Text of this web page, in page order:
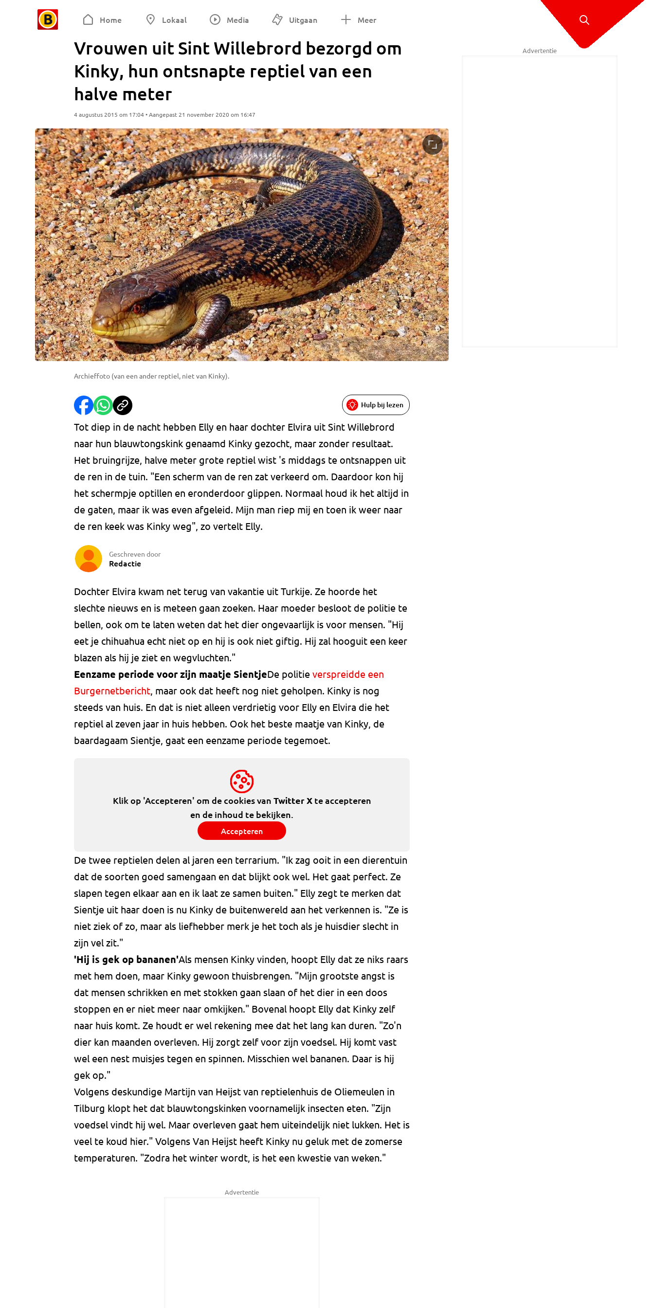
Home Lokaal Media Uitgaan Meer
Vrouwen uit Sint Willebrord bezorgd om
Kinky, hun ontsnapte reptiel van een
halve meter
4 augustus 2015 om 17:04 • Aangepast 21 november 2020 om 16:47
Archieffoto (van een ander reptiel, niet van Kinky).
Hulp bij lezen
Tot diep in de nacht hebben Elly en haar dochter Elvira uit Sint Willebrord
naar hun blauwtongskink genaamd Kinky gezocht, maar zonder resultaat.
Het bruingrijze, halve meter grote reptiel wist 's middags te ontsnappen uit
de ren in de tuin. "Een scherm van de ren zat verkeerd om. Daardoor kon hij
het schermpje optillen en eronderdoor glippen. Normaal houd ik het altijd in
de gaten, maar ik was even afgeleid. Mijn man riep mij en toen ik weer naar
de ren keek was Kinky weg", zo vertelt Elly.
Geschreven door
Redactie
Dochter Elvira kwam net terug van vakantie uit Turkije. Ze hoorde het
slechte nieuws en is meteen gaan zoeken. Haar moeder besloot de politie te
bellen, ook om te laten weten dat het dier ongevaarlijk is voor mensen. "Hij
eet je chihuahua echt niet op en hij is ook niet giftig. Hij zal hooguit een keer
blazen als hij je ziet en wegvluchten."
Eenzame periode voor zijn maatje SientjeDe politie verspreidde een
Burgernetbericht, maar ook dat heeft nog niet geholpen. Kinky is nog
steeds van huis. En dat is niet alleen verdrietig voor Elly en Elvira die het
reptiel al zeven jaar in huis hebben. Ook het beste maatje van Kinky, de
baardagaam Sientje, gaat een eenzame periode tegemoet.
Klik op 'Accepteren' om de cookies van Twitter Xte accepteren
en de inhoud te bekijken.
Accepteren
De twee reptielen delen al jaren een terrarium. "Ik zag ooit in een dierentuin
dat de soorten goed samengaan en dat blijkt ook wel. Het gaat perfect. Ze
slapen tegen elkaar aan en ik laat ze samen buiten." Elly zegt te merken dat
Sientje uit haar doen is nu Kinky de buitenwereld aan het verkennen is. "Ze is
niet ziek of zo, maar als liefhebber merk je het toch als je huisdier slecht in
zijn vel zit."
'Hij is gek op bananen'Als mensen Kinky vinden, hoopt Elly dat ze niks raars
met hem doen, maar Kinky gewoon thuisbrengen. "Mijn grootste angst is
dat mensen schrikken en met stokken gaan slaan of het dier in een doos
stoppen en er niet meer naar omkijken." Bovenal hoopt Elly dat Kinky zelf
naar huis komt. Ze houdt er wel rekening mee dat het lang kan duren. "Zo'n
dier kan maanden overleven. Hij zorgt zelf voor zijn voedsel. Hij komt vast
wel een nest muisjes tegen en spinnen. Misschien wel bananen. Daar is hij
gek op."
Volgens deskundige Martijn van Heijst van reptielenhuis de Oliemeulen in
Tilburg klopt het dat blauwtongskinken voornamelijk insecten eten. "Zijn
voedsel vindt hij wel. Maar overleven gaat hem uiteindelijk niet lukken. Het is
veel te koud hier." Volgens Van Heijst heeft Kinky nu geluk met de zomerse
temperaturen. "Zodra het winter wordt, is het een kwestie van weken."
Advertentie
Advertentie